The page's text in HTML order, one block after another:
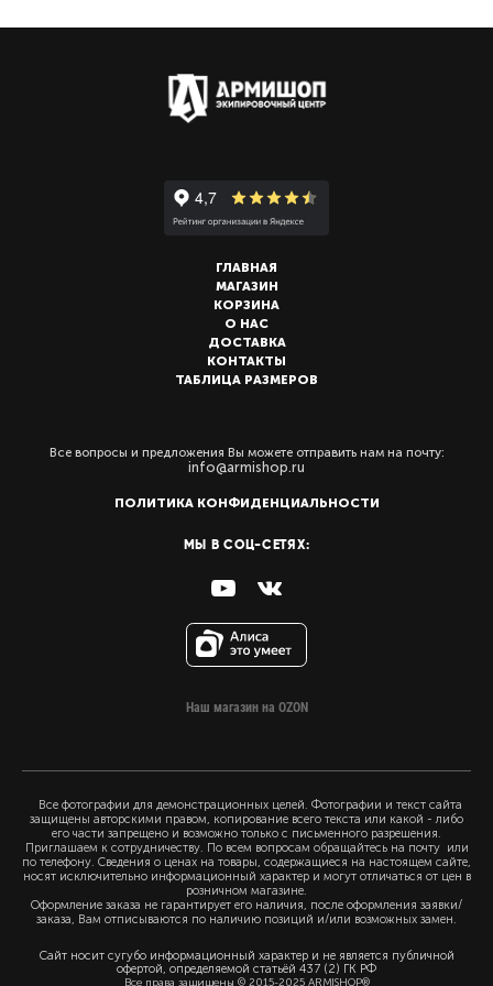
ГЛАВНАЯ
МАГАЗИН
КОРЗИНА
О НАС
ДОСТАВКА
КОНТАКТЫ
ТАБЛИЦА РАЗМЕРОВ
Все вопросы и предложения Вы можете отправить нам на почту:
info@armishop.ru
ПОЛИТИКА КОНФИДЕНЦИАЛЬНОСТИ
МЫ В СОЦ-СЕТЯХ:
Наш магазин на OZON
Все фотографии для демонстрационных целей. Фотографии и текст сайта
защищены авторскими правом, копирование всего текста или какой - либо
его части запрещено и возможно только с письменного разрешения.
Приглашаем к сотрудничеству. По всем вопросам обращайтесь на почту или
по телефону. Сведения о ценах на товары, содержащиеся на настоящем сайте,
носят исключительно информационный характер и могут отличаться от цен в
розничном магазине.
Оформление заказа не гарантирует его наличия, после оформления заявки/
заказа, Вам отписываются по наличию позиций и/или возможных замен.
Сайт носит сугубо информационный характер и не является публичной
офертой, определяемой статьёй 437 (2) ГК РФ
Все права защищены © 2015-2025 ARMISHOP®